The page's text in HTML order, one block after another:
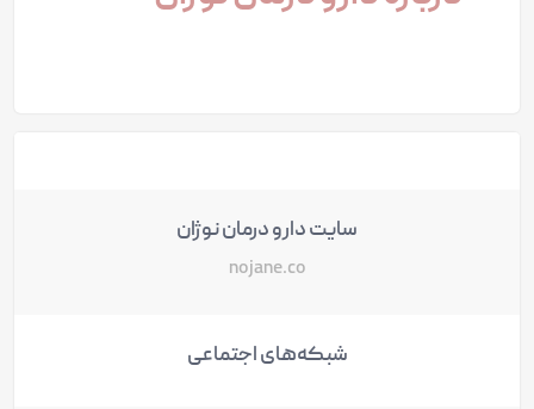
سایت دارو درمان نوژان
nojane.co
شبکه‌های اجتماعی